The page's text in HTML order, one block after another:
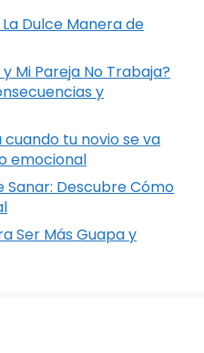
La Dulce Manera de
Mi Pareja No Trabaja?
y
tu novio se va
emocional
Sanar: Descubre Cómo
Ser Más Guapa y